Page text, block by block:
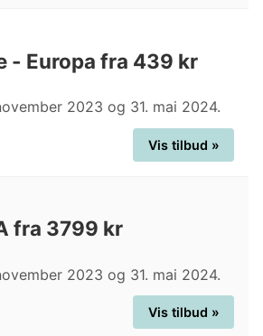
- Europa fra 439 kr
2023 og 31. mai 2024.
Vis tilbud »
fra 3799 kr
2023 og 31. mai 2024.
Vis tilbud »